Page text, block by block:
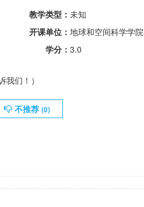
教学类型： 未知
开课单位： 地球和空间科学学院
学分： 3.0
们！）
不推荐 (0)